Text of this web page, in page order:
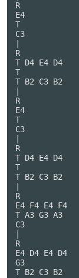
R
E4
T
C3
R
T D4 E4 D4
T
T B2 C3 B2
R
E4
T
C3
R
T D4 E4 D4
T
T B2 C3 B2
R
E4 F4 E4 F4
T A3 G3 A3
C3
R
E4 D4 E4 D4
G3
T B2 C3 B2